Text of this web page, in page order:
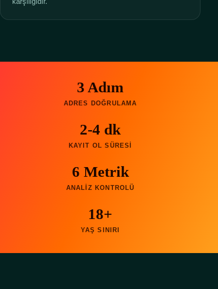
3 Adım
ADRES DOĞRULAMA
2-4 dk
KAYIT OL SÜRESI
6 Metrik
ANALIZ KONTROLÜ
18+
YAŞ SINIRI